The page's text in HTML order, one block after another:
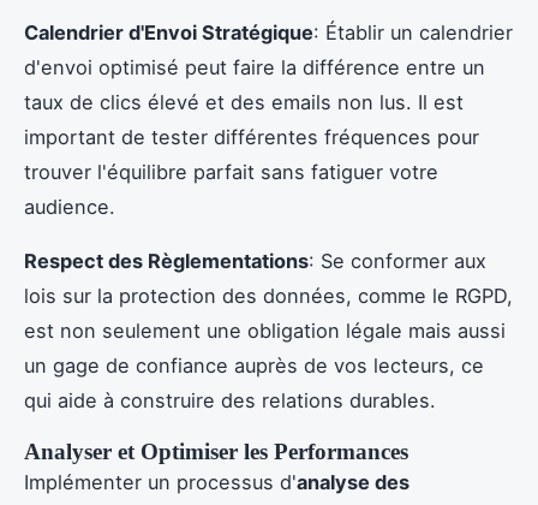
Calendrier d'Envoi Stratégique: Établir un calendrier
d'envoi optimisé peut faire la différence entre un
taux de clics élevé et des emails non lus. Il est
important de tester différentes fréquences pour
trouver l'équilibre parfait sans fatiguer votre
audience.
Respect des Règlementations: Se conformer aux
lois sur la protection des données, comme le RGPD,
est non seulement une obligation légale mais aussi
un gage de confiance auprès de vos lecteurs, ce
qui aide à construire des relations durables.
Analyser et Optimiser les Performances
Implémenter un processus d'analyse des